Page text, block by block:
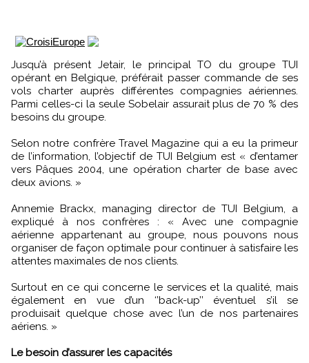
Jusqu’à présent Jetair, le principal TO du groupe TUI
opérant en Belgique, préférait passer commande de ses
vols charter auprès différentes compagnies aériennes.
Parmi celles-ci la seule Sobelair assurait plus de 70 % des
besoins du groupe.
Selon notre confrère Travel Magazine qui a eu la primeur
de l’information, l’objectif de TUI Belgium est « d’entamer
vers Pâques 2004, une opération charter de base avec
deux avions. »
Annemie Brackx, managing director de TUI Belgium, a
expliqué à nos confrères : « Avec une compagnie
aérienne appartenant au groupe, nous pouvons nous
organiser de façon optimale pour continuer à satisfaire les
attentes maximales de nos clients.
Surtout en ce qui concerne le services et la qualité, mais
également en vue d’un ‘’back-up’’ éventuel s’il se
produisait quelque chose avec l’un de nos partenaires
aériens. »
Le besoin d’assurer les capacités